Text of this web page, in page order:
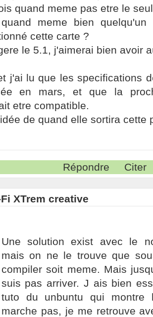
quand meme pas etre le
meme bien
cette carte ?
le 5.1, j'aimerai bien avoir
j'ai lu que les specifications
en mars, et que la
etre compatible.
de quand elle sortira cette
Répondre Citer
XTrem creative
Une solution exist avec le
mais on ne le trouve que
compiler soit meme. Mais
suis pas arriver. J ais bien
tuto du unbuntu qui montre
marche pas, je me retrouve